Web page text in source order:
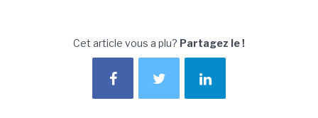
Cet article vous a plu? Partagez le !